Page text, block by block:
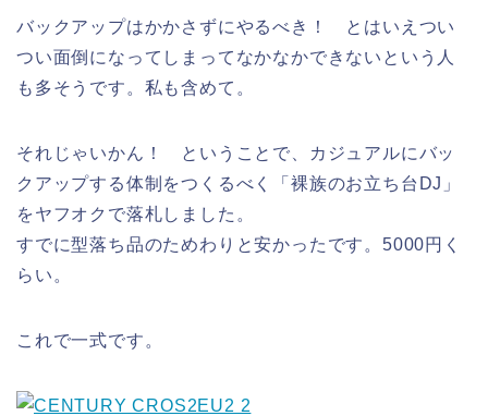
バックアップはかかさずにやるべき！ とはいえつい
つい面倒になってしまってなかなかできないという人
も多そうです。私も含めて。
それじゃいかん！ ということで、カジュアルにバッ
クアップする体制をつくるべく「裸族のお立ち台DJ」
をヤフオクで落札しました。
すでに型落ち品のためわりと安かったです。5000円く
らい。
これで一式です。